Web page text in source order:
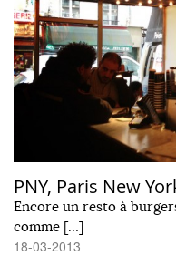
PNY, Paris New
Encore un resto à
comme […]
18-03-2013